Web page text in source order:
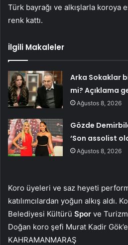
Türk bayrağı ve alkışlarla koroya
renk kattı.
İlgili Makaleler
Arka Sokaklar
mi? Açıklama
Ağustos 8, 2026
Gözde
‘Son assolist
Ağustos 8, 2026
Koro üyeleri ve saz heyeti
katılımcılardan yoğun alkış aldı.
Belediyesi Kültürü Spor ve
Doğan koro şefi Murat Kadir
KAHRAMANMARAŞ